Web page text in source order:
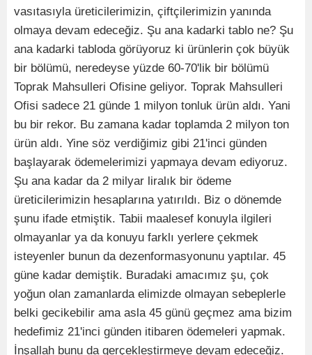
vasıtasıyla üreticilerimizin, çiftçilerimizin yanında
olmaya devam edeceğiz. Şu ana kadarki tablo ne? Şu
ana kadarki tabloda görüyoruz ki ürünlerin çok büyük
bir bölümü, neredeyse yüzde 60-70'lik bir bölümü
Toprak Mahsulleri Ofisine geliyor. Toprak Mahsulleri
Ofisi sadece 21 günde 1 milyon tonluk ürün aldı. Yani
bu bir rekor. Bu zamana kadar toplamda 2 milyon ton
ürün aldı. Yine söz verdiğimiz gibi 21'inci günden
başlayarak ödemelerimizi yapmaya devam ediyoruz.
Şu ana kadar da 2 milyar liralık bir ödeme
üreticilerimizin hesaplarına yatırıldı. Biz o dönemde
şunu ifade etmiştik. Tabii maalesef konuyla ilgileri
olmayanlar ya da konuyu farklı yerlere çekmek
isteyenler bunun da dezenformasyonunu yaptılar. 45
güne kadar demiştik. Buradaki amacımız şu, çok
yoğun olan zamanlarda elimizde olmayan sebeplerle
belki gecikebilir ama asla 45 günü geçmez ama bizim
hedefimiz 21'inci günden itibaren ödemeleri yapmak.
İnşallah bunu da gerçekleştirmeye devam edeceğiz.